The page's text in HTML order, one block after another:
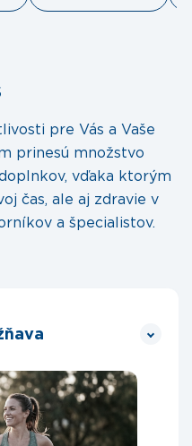
pre Vás a Vaše
prinesú množstvo
vďaka ktorým
čas, ale aj zdravie v
a špecialistov.